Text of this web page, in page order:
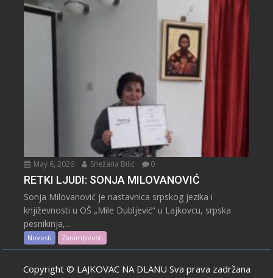
May 6, 2026 Snežana Bilić 0
RETKI LJUDI: SONJA MILOVANOVIĆ
Sonja Milovanović je nastavnica srpskog jezika i
književnosti u OŠ „Mile Dubljević“ u Lajkovcu, srpska
pesnikinja,...
Novosti Zanimljivosti
Copyright © LAJKOVAC NA DLANU Sva prava zadržana